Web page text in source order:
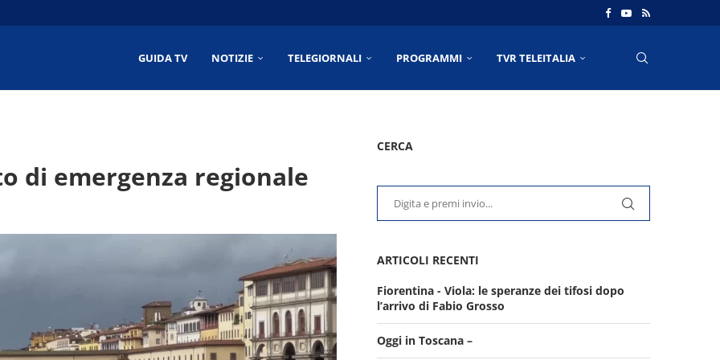
GUIDA TV NOTIZIE TELEGIORNALI PROGRAMMI TVR TELEITALIA
di emergenza regionale
CERCA
ARTICOLI RECENTI
Fiorentina - Viola: le speranze dei tifosi dopo
l’arrivo di Fabio Grosso
Oggi in Toscana –